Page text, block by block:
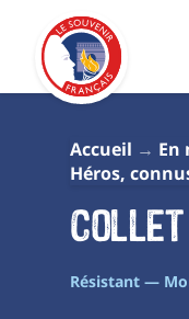
Accueil
En
Héros,
Collet
Résistant —